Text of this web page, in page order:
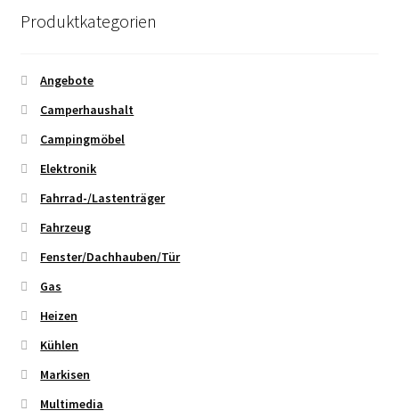
Produktkategorien
Angebote
Camperhaushalt
Campingmöbel
Elektronik
Fahrrad-/Lastenträger
Fahrzeug
Fenster/Dachhauben/Tür
Gas
Heizen
Kühlen
Markisen
Multimedia